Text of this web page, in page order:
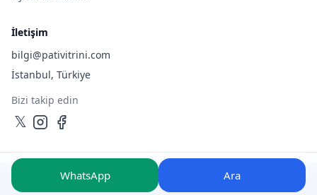
WhatsApp Ara
İletişim
bilgi@pativitrini.com
İstanbul, Türkiye
Bizi takip edin
𝕏
©2026 Pativitrini.com — Tüm hakları saklıdır.